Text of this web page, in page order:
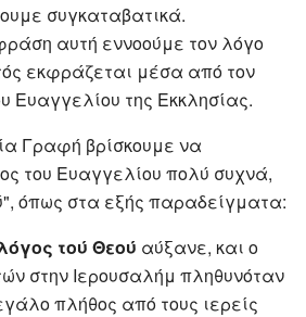
συγκαταβατικά.
αυτή εννοούμε τον λόγο
εκφράζεται μέσα από τον
Ευαγγελίου της Εκκλησίας.
Γραφή βρίσκουμε να
του Ευαγγελίου πολύ συχνά,
όπως στα εξής παραδείγματα:
τού Θεού αύξανε, και ο
στην Ιερουσαλήμ πληθυνόταν
πλήθος από τους ιερείς